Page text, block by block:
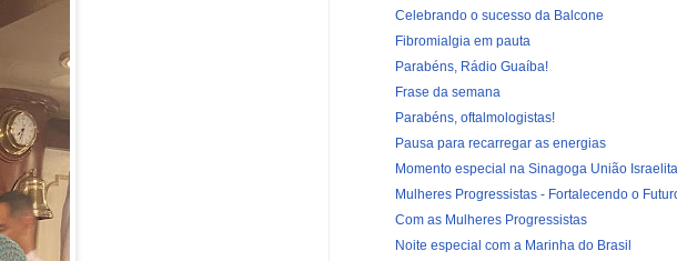
Celebrando o sucesso da Balcone
Fibromialgia em pauta
Parabéns, Rádio Guaíba!
Frase da semana
Parabéns, oftalmologistas!
Pausa para recarregar as energias
Momento especial na Sinagoga União Israelita
Mulheres Progressistas - Fortalecendo o
Com as Mulheres Progressistas
Noite especial com a Marinha do Brasil